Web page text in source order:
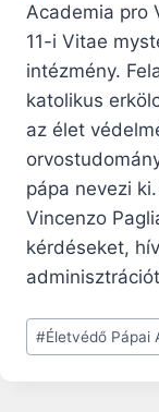
Academia pro
11-i Vitae
intézmény.
katolikus
az élet
pápa nevezi
Vincenzo
kérdéseket,
Post
Tags:
#Életvédő Pápai